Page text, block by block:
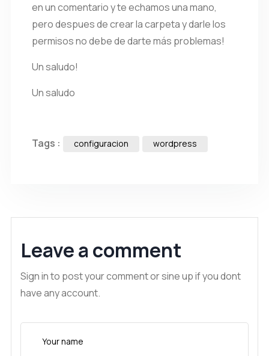
en un comentario y te echamos una mano,
pero despues de crear la carpeta y darle los
permisos no debe de darte más problemas!
Un saludo!
Un saludo
Tags : configuracion wordpress
Leave a comment
Sign in to post your comment or sine up if you dont
have any account.